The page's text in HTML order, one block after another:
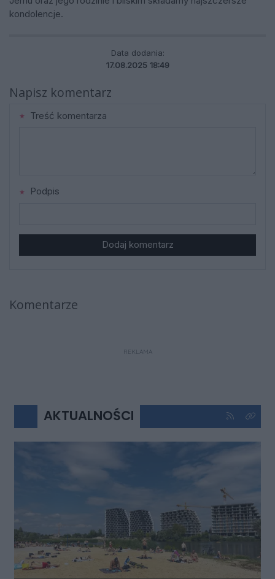
kondolencje.
Data dodania:
17.08.2025 18:49
Napisz komentarz
Treść komentarza
Podpis
Dodaj komentarz
Komentarze
REKLAMA
AKTUALNOŚCI Kliknij aby
Kliknij